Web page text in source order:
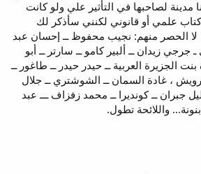
مدينة لصاحبها في التأثير علي ولو كانت
علمي أو قانوني لكنني سأذكر لك
الحصر منهم: نجيب محفوظ ــ إحسان عبد
زيدان ــ ألبير كامو ــ سارتر ــ أبو
الجزيرة العربية ــ حيدر حيدر ــ طاغور ــ
، غادة السمان ــ الشوشتري ــ جلال
جبران ــ كونديرا ــ محمد زفزاف ـــ عبد
واللائحة تطول.